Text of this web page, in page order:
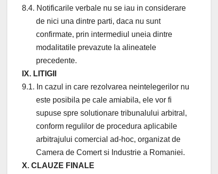
8.4. Notificarile verbale nu se iau in considerare
de nici una dintre parti, daca nu sunt
confirmate, prin intermediul uneia dintre
modalitatile prevazute la alineatele
precedente.
IX. LITIGII
9.1. In cazul in care rezolvarea neintelegerilor nu
este posibila pe cale amiabila, ele vor fi
supuse spre solutionare tribunalului arbitral,
conform regulilor de procedura aplicabile
arbitrajului comercial ad-hoc, organizat de
Camera de Comert si Industrie a Romaniei.
X. CLAUZE FINALE